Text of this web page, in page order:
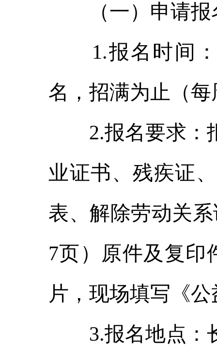
（一）申请报
1.报名时间：
名，招满为止（
2.报名要求：报
业证书、残疾证
表、解除劳动关
7页）原件及复印
片，现场填写《
3.报名地点：长